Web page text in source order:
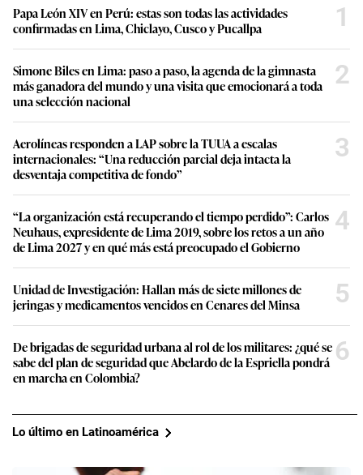
Papa León XIV en Perú: estas son todas las actividades
confirmadas en Lima, Chiclayo, Cusco y Pucallpa
1
Simone Biles en Lima: paso a paso, la agenda de la gimnasta
más ganadora del mundo y una visita que emocionará a toda
una selección nacional
2
Aerolíneas responden a LAP sobre la TUUA a escalas
internacionales: “Una reducción parcial deja intacta la
desventaja competitiva de fondo”
3
“La organización está recuperando el tiempo perdido”: Carlos
Neuhaus, expresidente de Lima 2019, sobre los retos a un año
de Lima 2027 y en qué más está preocupado el Gobierno
4
Unidad de Investigación: Hallan más de siete millones de
jeringas y medicamentos vencidos en Cenares del Minsa
5
De brigadas de seguridad urbana al rol de los militares: ¿qué se
sabe del plan de seguridad que Abelardo de la Espriella pondrá
en marcha en Colombia?
6
Lo último en Latinoamérica